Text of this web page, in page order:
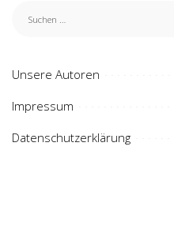
Unsere Autoren
Impressum
Datenschutzerklärung